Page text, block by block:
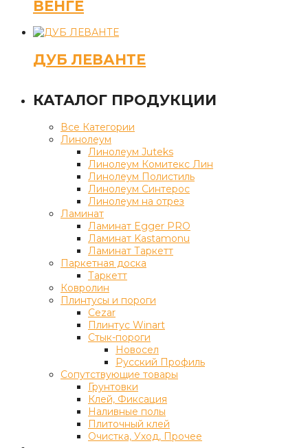
ВЕНГЕ
ДУБ ЛЕВАНТЕ
КАТАЛОГ ПРОДУКЦИИ
Все Категории
Линолеум
Линолеум Juteks
Линолеум Комитекс Лин
Линолеум Полистиль
Линолеум Синтерос
Линолеум на отрез
Ламинат
Ламинат Egger PRO
Ламинат Kastamonu
Ламинат Таркетт
Паркетная доска
Таркетт
Ковролин
Плинтусы и пороги
Cezar
Плинтус Winart
Стык-пороги
Новосел
Русский Профиль
Сопутствующие товары
Грунтовки
Клей, Фиксация
Наливные полы
Плиточный клей
Очистка, Уход, Прочее